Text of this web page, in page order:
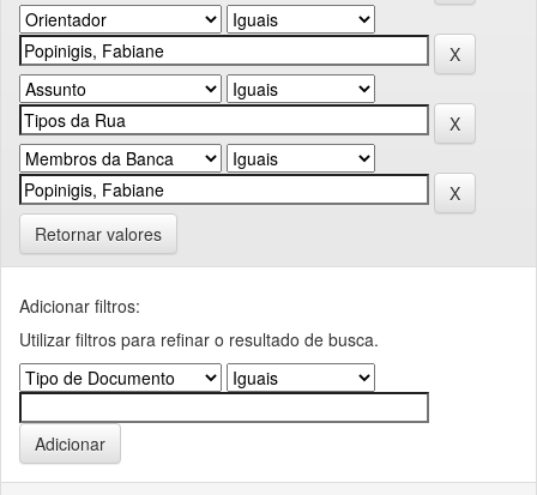
Retornar valores
Adicionar filtros:
Utilizar filtros para refinar o resultado de busca.